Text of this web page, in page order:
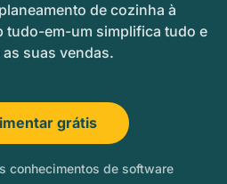
de cozinha à
tudo-em-um simplifica tudo e
suas vendas.
grátis
conhecimentos de software